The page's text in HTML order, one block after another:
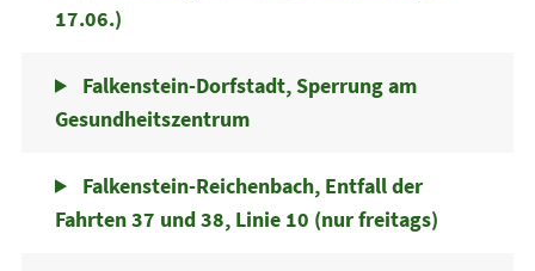
17.06.)
Falkenstein-Dorfstadt, Sperrung am
Gesundheitszentrum
Falkenstein-Reichenbach, Entfall der
Fahrten 37 und 38, Linie 10 (nur freitags)